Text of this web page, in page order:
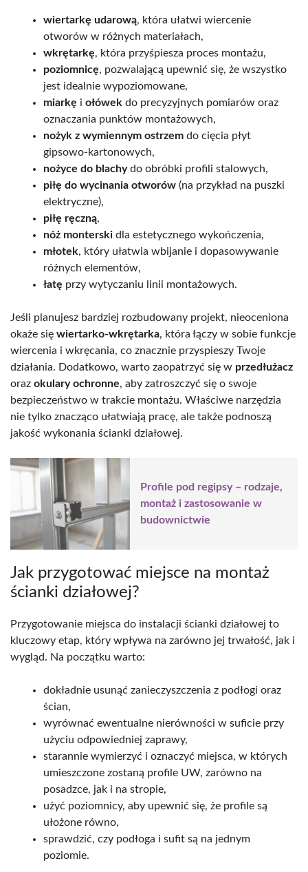
wiertarkę udarową, która ułatwi wiercenie
otworów w różnych materiałach,
wkrętarkę, która przyśpiesza proces montażu,
poziomnicę, pozwalającą upewnić się, że wszystko
jest idealnie wypoziomowane,
miarkę i ołówek do precyzyjnych pomiarów oraz
oznaczania punktów montażowych,
nożyk z wymiennym ostrzem do cięcia płyt
gipsowo-kartonowych,
nożyce do blachydo obróbki profili stalowych,
piłę do wycinania otworów (na przykład na puszki
elektryczne),
piłę ręczną,
nóż monterski dla estetycznego wykończenia,
młotek, który ułatwia wbijanie i dopasowywanie
różnych elementów,
łatę przy wytyczaniu linii montażowych.
Jeśli planujesz bardziej rozbudowany projekt, nieoceniona
okaże się wiertarko-wkrętarka, która łączy w sobie funkcje
wiercenia i wkręcania, co znacznie przyspieszy Twoje
działania. Dodatkowo, warto zaopatrzyć się w przedłużacz
oraz okulary ochronne, aby zatroszczyć się o swoje
bezpieczeństwo w trakcie montażu. Właściwe narzędzia
nie tylko znacząco ułatwiają pracę, ale także podnoszą
jakość wykonania ścianki działowej.
Profile pod regipsy – rodzaje,
montaż i zastosowanie w
budownictwie
Jak przygotować miejsce na montaż
ścianki działowej?
Przygotowanie miejsca do instalacji ścianki działowej to
kluczowy etap, który wpływa na zarówno jej trwałość, jak i
wygląd. Na początku warto:
dokładnie usunąć zanieczyszczenia z podłogi oraz
ścian,
wyrównać ewentualne nierówności w suficie przy
użyciu odpowiedniej zaprawy,
starannie wymierzyć i oznaczyć miejsca, w których
umieszczone zostaną profile UW, zarówno na
posadzce, jak i na stropie,
użyć poziomnicy, aby upewnić się, że profile są
ułożone równo,
sprawdzić, czy podłoga i sufit są na jednym
poziomie.